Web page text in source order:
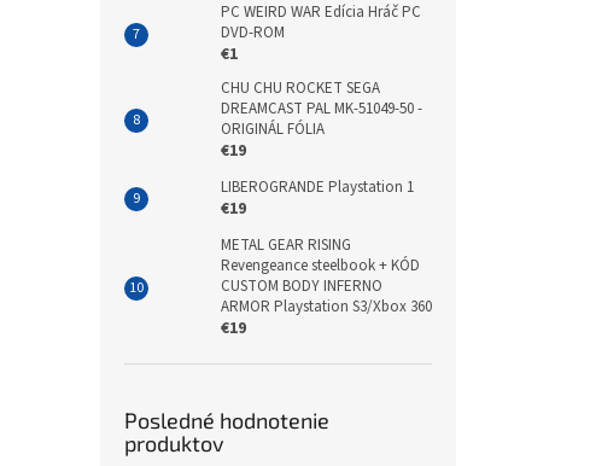
PC WEIRD WAR Edícia Hráč PC
DVD-ROM
€1
CHU CHU ROCKET SEGA
DREAMCAST PAL MK-51049-50 -
ORIGINÁL FÓLIA
€19
LIBEROGRANDE Playstation 1
€19
METAL GEAR RISING
Revengeance steelbook + KÓD
CUSTOM BODY INFERNO
ARMOR Playstation S3/Xbox 360
€19
Posledné hodnotenie
produktov